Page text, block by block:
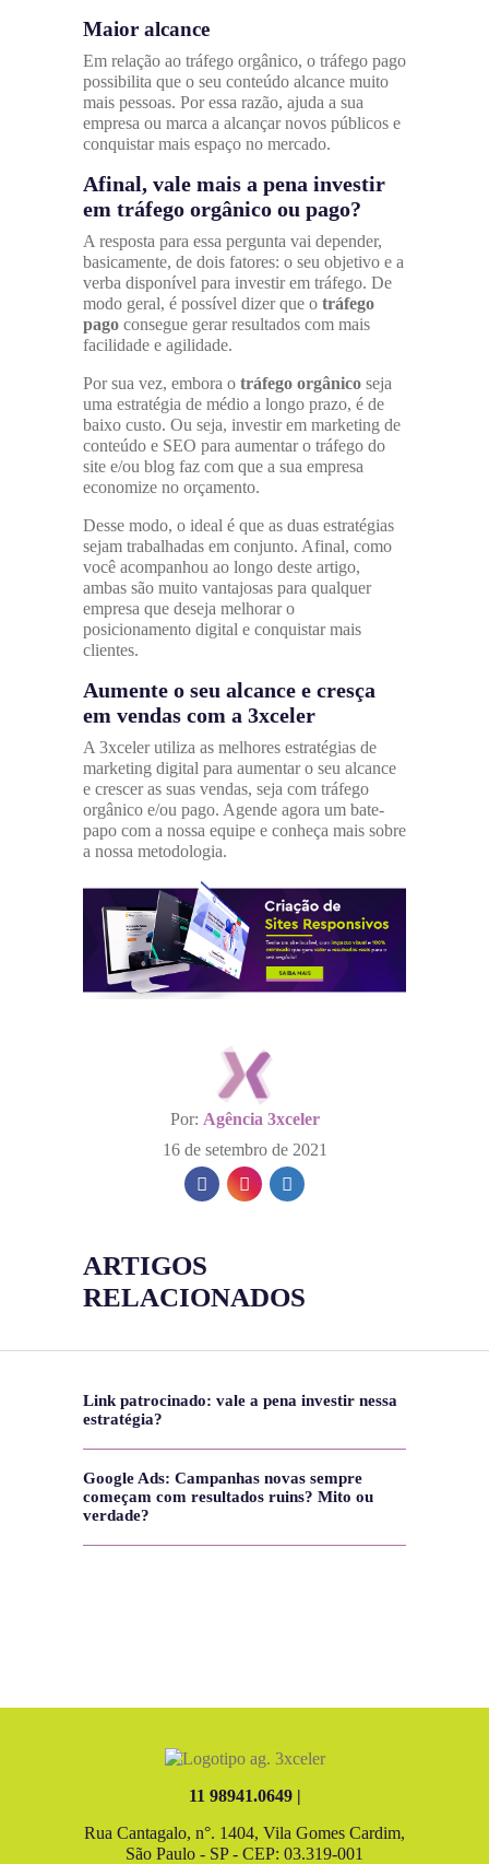
Maior alcance
Em relação ao tráfego orgânico, o tráfego pago
possibilita que o seu conteúdo alcance muito
mais pessoas. Por essa razão, ajuda a sua
empresa ou marca a alcançar novos públicos e
conquistar mais espaço no mercado.
Afinal, vale mais a pena investir
em tráfego orgânico ou pago?
A resposta para essa pergunta vai depender,
basicamente, de dois fatores: o seu objetivo e a
verba disponível para investir em tráfego. De
modo geral, é possível dizer que o tráfego
pago consegue gerar resultados com mais
facilidade e agilidade.
Por sua vez, embora o tráfego orgânico seja
uma estratégia de médio a longo prazo, é de
baixo custo. Ou seja, investir em marketing de
conteúdo e SEO para aumentar o tráfego do
site e/ou blog faz com que a sua empresa
economize no orçamento.
Desse modo, o ideal é que as duas estratégias
sejam trabalhadas em conjunto. Afinal, como
você acompanhou ao longo deste artigo,
ambas são muito vantajosas para qualquer
empresa que deseja melhorar o
posicionamento digital e conquistar mais
clientes.
Aumente o seu alcance e cresça
em vendas com a 3xceler
A 3xceler utiliza as melhores estratégias de
marketing digital para aumentar o seu alcance
e crescer as suas vendas, seja com tráfego
orgânico e/ou pago. Agende agora um bate-
papo com a nossa equipe e conheça mais sobre
a nossa metodologia.
Por: Agência 3xceler
16 de setembro de 2021
ARTIGOS
RELACIONADOS
Link patrocinado: vale a pena investir nessa
estratégia?
Google Ads: Campanhas novas sempre
começam com resultados ruins? Mito ou
verdade?
11 98941.0649 |
Rua Cantagalo, n°. 1404, Vila Gomes Cardim,
São Paulo - SP - CEP: 03.319-001